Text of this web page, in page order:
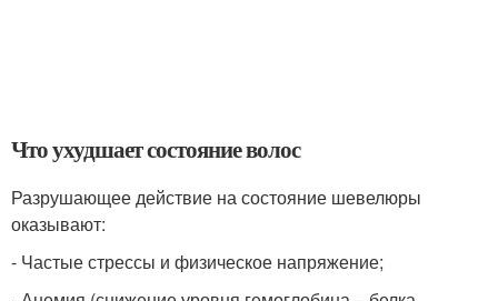
Что ухудшает состояние волос
Разрушающее действие на состояние шевелюры
оказывают:
- Частые стрессы и физическое напряжение;